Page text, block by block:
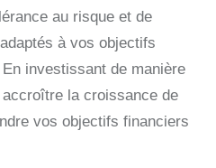
au risque et de
à vos objectifs
investissant de manière
la croissance de
vos objectifs financiers